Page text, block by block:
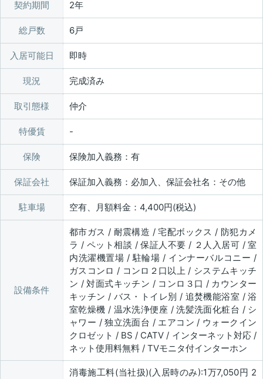
契約期間 2年
総戸数 6戸
入居可能日 即時
現況 完成済み
取引態様 仲介
特優賃
保険 保険加入義務：有
保証会社 保証加入義務：必加入、保証会社名：その他
駐車場 空有、月額料金：4,400円(税込)
設備条件
都市ガス / 耐震構造 / 宅配ボックス / 防犯カメ
ラ / ペット相談 / 保証人不要 / ２人入居可 / 室
内洗濯機置場 / 駐輪場 / インナーバルコニー /
ガスコンロ / コンロ２口以上 / システムキッチ
ン / 対面式キッチン / コンロ３口 / カウンター
キッチン / バス・トイレ別 / 追焚機能浴室 / 浴
室乾燥機 / 温水洗浄便座 / 洗髪洗面化粧台 / シ
ャワー / 独立洗面台 / エアコン / ウォークイン
クロゼット / BS / CATV / インターネット対応 /
ネット使用料無料 / TVモニタ付インターホン
消毒施工料(当社扱)(入居時のみ):1万7,050円 2